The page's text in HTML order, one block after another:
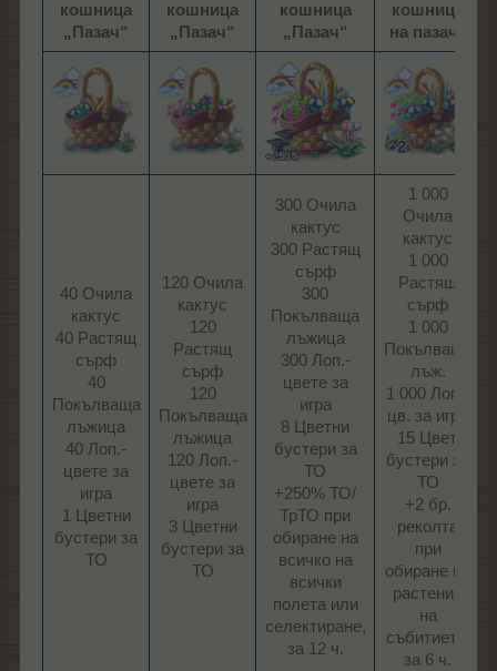
кошница
„Пазач“
кошница
„Пазач“
кошница
„Пазач“
кошница
на пазача
40 Очила
кактус
40 Растящ
сърф
40
Покълваща
лъжица
40 Лоп.-
цвете за
игра
1 Цветни
бустери за
ТО​
120 Очила
кактус
120
Растящ
сърф
120
Покълваща
лъжица
120 Лоп.-
цвете за
игра
3 Цветни
бустери за
ТО​
300 Очила
кактус
300 Растящ
сърф
300
Покълваща
лъжица
300 Лоп.-
цвете за
игра
8 Цветни
бустери за
ТО
+250% ТО/
ТрТО при
обиране на
всичко на
всички
полета или
селектиране,
за 12 ч.​
1 000
Очила
кактус
1 000
Растящ
сърф
1 000
Покълваща
лъж.
1 000 Лоп.-
цв. за игра
15 Цвет.
бустери за
ТО
+2 бр.
реколта
при
обиране на
растения
на
събитието,
за 6 ч.​